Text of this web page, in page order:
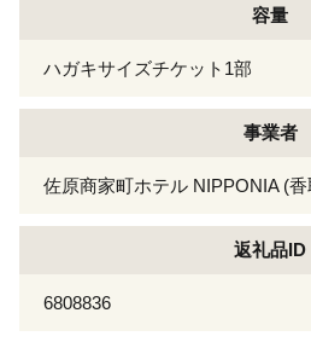
容量
ハガキサイズチケット1部
事業者
佐原商家町ホテル NIPPONIA (香
返礼品ID
6808836